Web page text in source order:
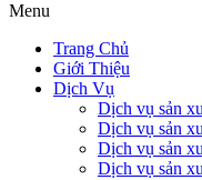
Menu
Trang Chủ
Giới Thiệu
Dịch Vụ
Dịch vụ sản
Dịch vụ sản
Dịch vụ sản
Dịch vụ sản